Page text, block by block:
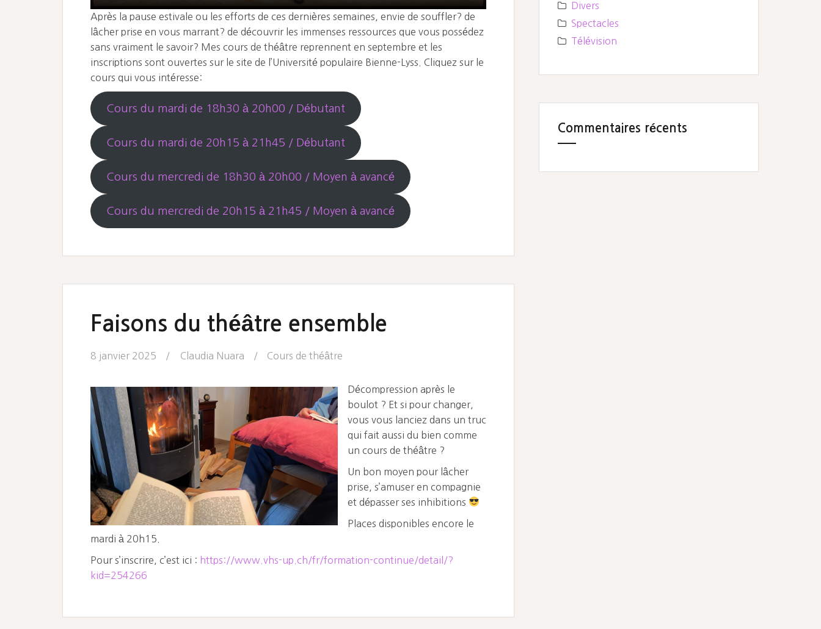
Après la pause estivale ou les efforts de ces dernières semaines, envie de souffler? de
lâcher prise en vous marrant? de découvrir les immenses ressources que vous possédez
sans vraiment le savoir? Mes cours de théâtre reprennent en septembre et les
inscriptions sont ouvertes sur le site de l’Université populaire Bienne-Lyss. Cliquez sur le
cours qui vous intéresse:
Cours du mardi de 18h30 à 20h00 / Débutant
Cours du mardi de 20h15 à 21h45 / Débutant
Cours du mercredi de 18h30 à 20h00 / Moyen à avancé
Cours du mercredi de 20h15 à 21h45 / Moyen à avancé
Faisons du théâtre ensemble
8 janvier 2025 Claudia Nuara Cours de théâtre
Décompression après le
boulot ? Et si pour changer,
vous vous lanciez dans un truc
qui fait aussi du bien comme
un cours de théâtre ?
Un bon moyen pour lâcher
prise, s’amuser en compagnie
et dépasser ses inhibitions
Places disponibles encore le
mardi à 20h15.
Pour s’inscrire, c’est ici : https://www.vhs-up.ch/fr/formation-continue/detail/?
kid=254266
Divers
Spectacles
Télévision
Commentaires récents